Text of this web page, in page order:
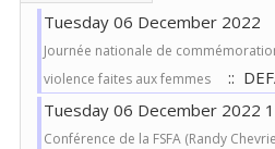
Tuesday 06 December 2022
Journée nationale de
violence faites aux femmes
::
Tuesday 06 December 2022
Conférence de la FSFA (Randy